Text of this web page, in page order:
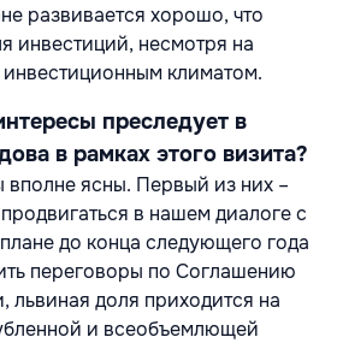
развивается хорошо, что
инвестиций, несмотря на
климатом.
преследует в
в рамках этого визита?
ясны. Первый из них –
в нашем диалоге с
до конца следующего года
переговоры по Соглашению
львиная доля приходится на
и всеобъемлющей